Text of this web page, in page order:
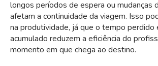
longos períodos de espera ou mudanças
afetam a continuidade da viagem. Isso
na produtividade, já que o tempo perdido
acumulado reduzem a eficiência do
momento em que chega ao destino.